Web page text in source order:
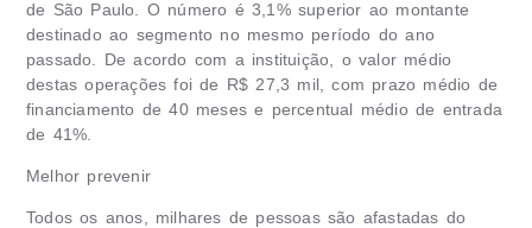
de São Paulo. O número é 3,1% superior ao montante
destinado ao segmento no mesmo período do ano
passado. De acordo com a instituição, o valor médio
destas operações foi de R$ 27,3 mil, com prazo médio de
financiamento de 40 meses e percentual médio de entrada
de 41%.
Melhor prevenir
Todos os anos, milhares de pessoas são afastadas do